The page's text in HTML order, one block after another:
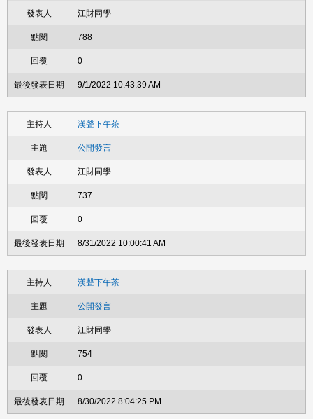
江財同學
788
0
9/1/2022 10:43:39 AM
漢聲下午茶
公開發言
江財同學
737
0
8/31/2022 10:00:41 AM
漢聲下午茶
公開發言
江財同學
754
0
8/30/2022 8:04:25 PM